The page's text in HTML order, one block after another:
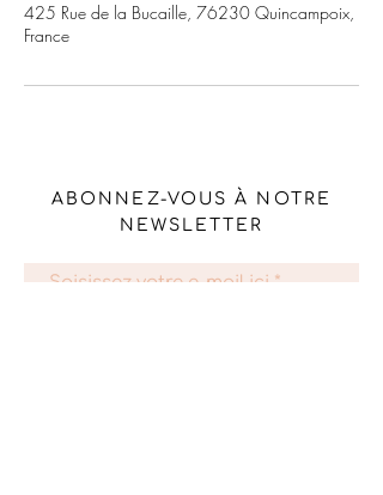
425 Rue de la Bucaille, 76230 Quincampoix,
France
ABONNEZ-VOUS À NOTRE
NEWSLETTER